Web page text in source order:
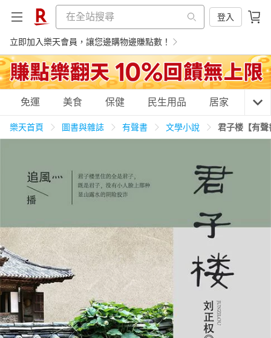
登入
立即加入樂天會員，讓您邊購物邊賺點數！
購物網分類
親子玩具
女裝 男裝 化妝保養 情趣用品
日本購物 電子/紙本書
HOT
免運 美食 保健 民生用品 居家 3C
樂天首頁 圖書與雜誌 有聲書 文學小說 君子楼【有聲